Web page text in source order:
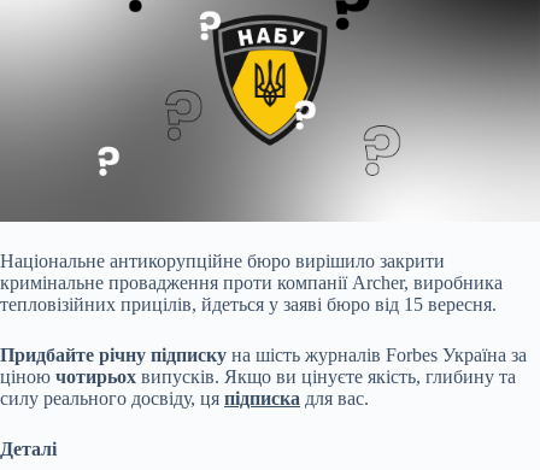
Національне антикорупційне бюро вирішило закрити
кримінальне провадження проти компанії Archer, виробника
тепловізійних прицілів, йдеться у заяві бюро від 15 вересня.
Придбайте річну підписку на шість журналів Forbes Україна за
ціною чотирьох випусків. Якщо ви цінуєте якість, глибину та
силу реального досвіду, ця підписка для вас.
Деталі